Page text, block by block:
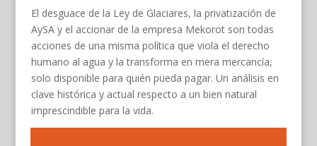
El desguace de la Ley de Glaciares, la privatización de
AySA y el accionar de la empresa Mekorot son todas
acciones de una misma política que viola el derecho
humano al agua y la transforma en mera mercancía,
solo disponible para quién pueda pagar. Un análisis en
clave histórica y actual respecto a un bien natural
imprescindible para la vida.